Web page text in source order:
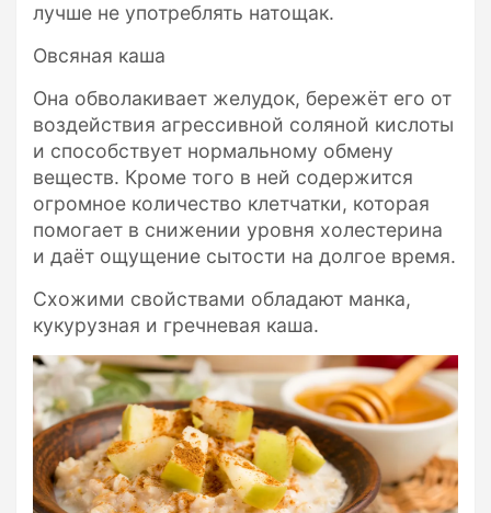
лучше не употреблять натощак.
Овсяная каша
Она обволакивает желудок, бережёт его от
воздействия агрессивной соляной кислоты
и способствует нормальному обмену
веществ. Кроме того в ней содержится
огромное количество клетчатки, которая
помогает в снижении уровня холестерина
и даёт ощущение сытости на долгое время.
Схожими свойствами обладают манка,
кукурузная и гречневая каша.